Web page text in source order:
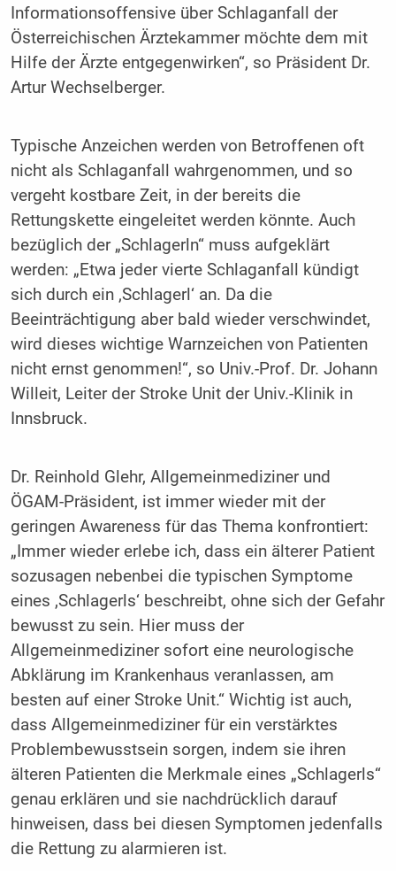
Informationsoffensive über Schlaganfall der
Österreichischen Ärztekammer möchte dem mit
Hilfe der Ärzte entgegenwirken“, so Präsident Dr.
Artur Wechselberger.
Typische Anzeichen werden von Betroffenen oft
nicht als Schlaganfall wahrgenommen, und so
vergeht kostbare Zeit, in der bereits die
Rettungskette eingeleitet werden könnte. Auch
bezüglich der „Schlagerln“ muss aufgeklärt
werden: „Etwa jeder vierte Schlaganfall kündigt
sich durch ein ‚Schlagerl‘ an. Da die
Beeinträchtigung aber bald wieder verschwindet,
wird dieses wichtige Warnzeichen von Patienten
nicht ernst genommen!“, so Univ.-Prof. Dr. Johann
Willeit, Leiter der Stroke Unit der Univ.-Klinik in
Innsbruck.
Dr. Reinhold Glehr, Allgemeinmediziner und
ÖGAM-Präsident, ist immer wieder mit der
geringen Awareness für das Thema konfrontiert:
„Immer wieder erlebe ich, dass ein älterer Patient
sozusagen nebenbei die typischen Symptome
eines ,Schlagerls‘ beschreibt, ohne sich der Gefahr
bewusst zu sein. Hier muss der
Allgemeinmediziner sofort eine neurologische
Abklärung im Krankenhaus veranlassen, am
besten auf einer Stroke Unit.“ Wichtig ist auch,
dass Allgemeinmediziner für ein verstärktes
Problembewusstsein sorgen, indem sie ihren
älteren Patienten die Merkmale eines „Schlagerls“
genau erklären und sie nachdrücklich darauf
hinweisen, dass bei diesen Symptomen jedenfalls
die Rettung zu alarmieren ist.